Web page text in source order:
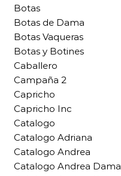
Botas
Botas de Dama
Botas Vaqueras
Botas y Botines
Caballero
Campaña 2
Capricho
Capricho Inc
Catalogo
Catalogo Adriana
Catalogo Andrea
Catalogo Andrea Dama